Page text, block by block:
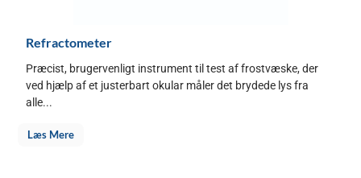
Refractometer
Præcist, brugervenligt instrument til test af frostvæske, der
ved hjælp af et justerbart okular måler det brydede lys fra
alle...
Læs Mere